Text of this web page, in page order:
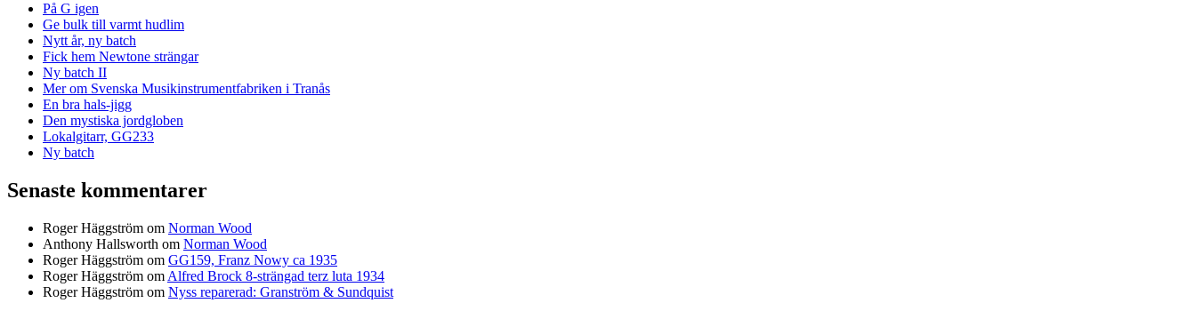
På G igen
Ge bulk till varmt hudlim
Nytt år, ny batch
Fick hem Newtone strängar
Ny batch II
Mer om Svenska Musikinstrumentfabriken i Tranås
En bra hals-jigg
Den mystiska jordgloben
Lokalgitarr, GG233
Ny batch
Senaste kommentarer
Roger Häggström om Norman Wood
Anthony Hallsworth om Norman Wood
Roger Häggström om GG159, Franz Nowy ca 1935
Roger Häggström om Alfred Brock 8-strängad terz luta 1934
Roger Häggström om Nyss reparerad: Granström & Sundquist